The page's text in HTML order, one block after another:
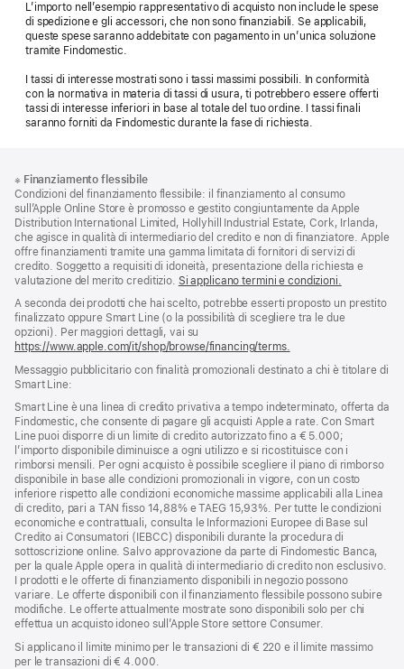
L’importo nell’esempio rappresentativo di acquisto non include le spese
di spedizione e gli accessori, che non sono finanziabili. Se applicabili,
queste spese saranno addebitate con pagamento in un’unica soluzione
tramite Findomestic.
I tassi di interesse mostrati sono i tassi massimi possibili. In conformità
con la normativa in materia di tassi di usura, ti potrebbero essere offerti
tassi di interesse inferiori in base al totale del tuo ordine. I tassi finali
saranno forniti da Findomestic durante la fase di richiesta.
di
pagina
a
piè
di
pagina
※ Finanziamento flessibile
Condizioni del finanziamento flessibile: il finanziamento al consumo
sull’Apple Online Store è promosso e gestito congiuntamente da Apple
Distribution International Limited, Hollyhill Industrial Estate, Cork, Irlanda,
che agisce in qualità di intermediario del credito e non di finanziatore. Apple
offre finanziamenti tramite una gamma limitata di fornitori di servizi di
credito. Soggetto a requisiti di idoneità, presentazione della richiesta e
valutazione del merito creditizio. Si applicano termini e condizioni.
A seconda dei prodotti che hai scelto, potrebbe esserti proposto un prestito
finalizzato oppure Smart Line (o la possibilità di scegliere tra le due
opzioni). Per maggiori dettagli, vai su
https://www.apple.com/it/shop/browse/financing/terms.
Messaggio pubblicitario con finalità promozionali destinato a chi è titolare di
Smart Line:
Smart Line è una linea di credito privativa a tempo indeterminato, offerta da
Findomestic, che consente di pagare gli acquisti Apple a rate. Con Smart
Line puoi disporre di un limite di credito autorizzato fino a € 5.000;
l’importo disponibile diminuisce a ogni utilizzo e si ricostituisce con i
rimborsi mensili. Per ogni acquisto è possibile scegliere il piano di rimborso
disponibile in base alle condizioni promozionali in vigore, con un costo
inferiore rispetto alle condizioni economiche massime applicabili alla Linea
di credito, pari a TAN fisso 14,88% e TAEG 15,93%. Per tutte le condizioni
economiche e contrattuali, consulta le Informazioni Europee di Base sul
Credito ai Consumatori (IEBCC) disponibili durante la procedura di
sottoscrizione online. Salvo approvazione da parte di Findomestic Banca,
per la quale Apple opera in qualità di intermediario di credito non esclusivo.
I prodotti e le offerte di finanziamento disponibili in negozio possono
variare. Le offerte disponibili con il finanziamento flessibile possono subire
modifiche. Le offerte attualmente mostrate sono disponibili solo per chi
effettua un acquisto idoneo sull’Apple Store settore Consumer.
Si applicano il limite minimo per le transazioni di € 220 e il limite massimo
per le transazioni di € 4.000.